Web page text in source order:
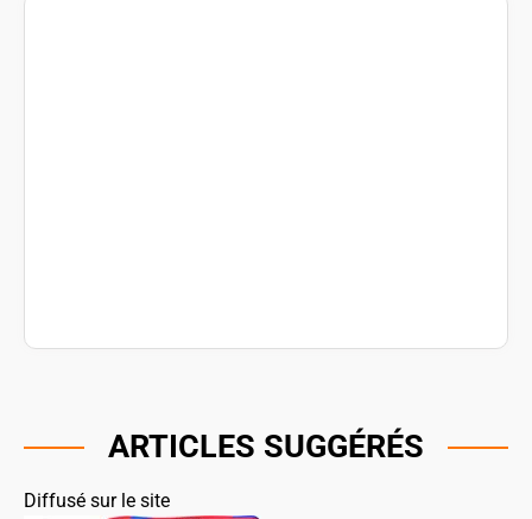
ARTICLES SUGGÉRÉS
Diffusé sur le site